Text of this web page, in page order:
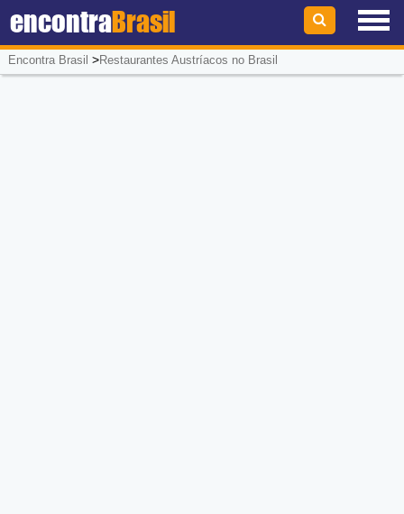
encontraBrasil
Encontra Brasil >Restaurantes Austríacos no Brasil